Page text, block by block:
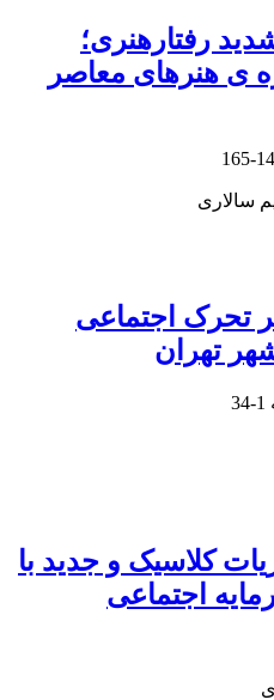
رفتارهنری؛
ی هنرهای معاصر
141-
سالاری
تحرک اجتماعی
1-34
کلاسیک و جدید با
اجتماعی